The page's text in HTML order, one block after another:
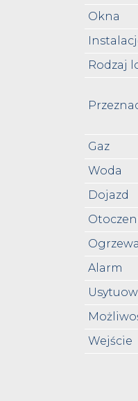
Okna
Rodzaj
Gaz
Woda
Dojazd
Alarm
Wejście